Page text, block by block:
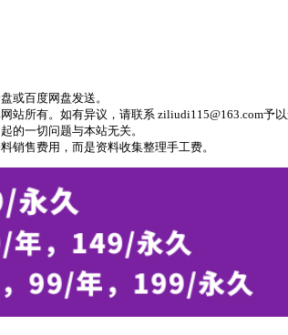
或百度网盘发送。
站所有。如有异议，请联系 ziliudi115@163.com予
的一切问题与本站无关。
销售费用，而是资料收集整理手工费。